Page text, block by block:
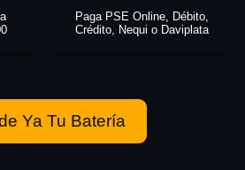
Paga PSE Online, Débito,
Crédito, Nequi o Daviplata
Ya Tu Batería